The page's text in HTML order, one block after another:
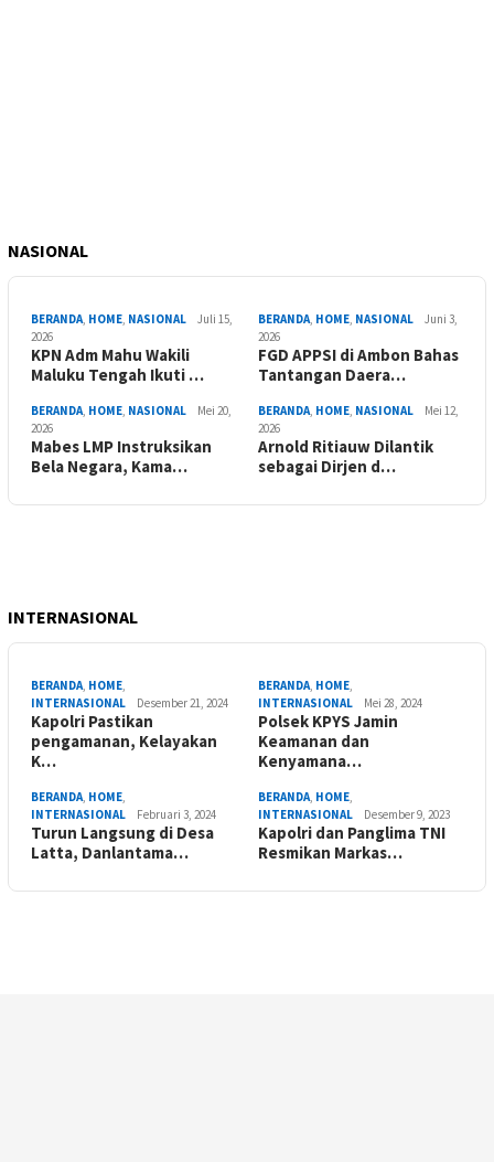
NASIONAL
BERANDA, HOME, NASIONAL
Juli 15,
2026
KPN Adm Mahu Wakili
Maluku Tengah Ikuti …
BERANDA, HOME, NASIONAL
Juni 3,
2026
FGD APPSI di Ambon Bahas
Tantangan Daera…
BERANDA, HOME, NASIONAL
Mei 20,
2026
Mabes LMP Instruksikan
Bela Negara, Kama…
BERANDA, HOME, NASIONAL
Mei 12,
2026
Arnold Ritiauw Dilantik
sebagai Dirjen d…
INTERNASIONAL
BERANDA, HOME,
INTERNASIONAL
Desember 21, 2024
Kapolri Pastikan
pengamanan, Kelayakan
K…
BERANDA, HOME,
INTERNASIONAL
Mei 28, 2024
Polsek KPYS Jamin
Keamanan dan
Kenyamana…
BERANDA, HOME,
INTERNASIONAL
Februari 3, 2024
Turun Langsung di Desa
Latta, Danlantama…
BERANDA, HOME,
INTERNASIONAL
Desember 9, 2023
Kapolri dan Panglima TNI
Resmikan Markas…